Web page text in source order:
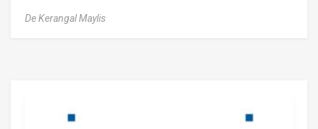
De Kerangal Maylis